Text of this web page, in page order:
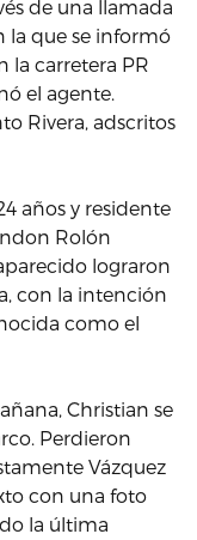
de una llamada
la que se informó
la carretera PR
el agente.
Rivera, adscritos
años y residente
Rolón
lograron
con la intención
como el
Christian se
Perdieron
Vázquez
con una foto
la última